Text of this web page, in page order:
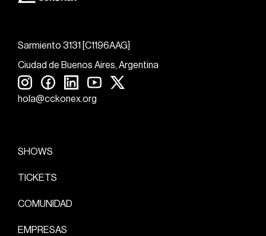
Sarmiento 3131 [C1196AAG]
Ciudad de Buenos Aires, Argentina
hola@cckonex.org
SHOWS
TICKETS
COMUNIDAD
EMPRESAS